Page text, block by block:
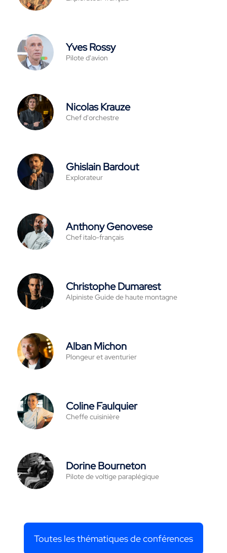
Yves Rossy
Pilote d'avion
Nicolas Krauze
Chef d'orchestre
Ghislain Bardout
Explorateur
Anthony Genovese
Chef italo-français
Christophe Dumarest
Alpiniste Guide de haute montagne
Alban Michon
Plongeur et aventurier
Coline Faulquier
Cheffe cuisinière
Dorine Bourneton
Pilote de voltige paraplégique
Toutes les thématiques de conférences